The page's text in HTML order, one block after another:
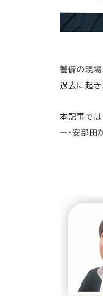
警備の現場
過去に起き
本記事では
ー・安部田